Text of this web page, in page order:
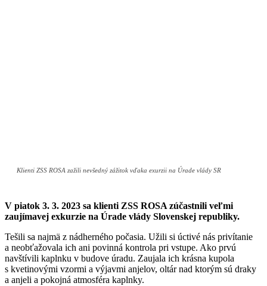
Klienti ZSS ROSA zažili nevšedný zážitok vďaka exurzii na Úrade vlády SR
V piatok 3. 3. 2023 sa klienti ZSS ROSA zúčastnili veľmi
zaujímavej exkurzie na Úrade vlády Slovenskej republiky.
Tešili sa najmä z nádherného počasia. Užili si úctivé nás privítanie
a neobťažovala ich ani povinná kontrola pri vstupe. Ako prvú
navštívili kaplnku v budove úradu. Zaujala ich krásna kupola
s kvetinovými vzormi a výjavmi anjelov, oltár nad ktorým sú draky
a anjeli a pokojná atmosféra kaplnky.